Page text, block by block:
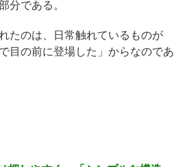
分である。
たのは、日常触れているものが
目の前に登場した」からなのであ